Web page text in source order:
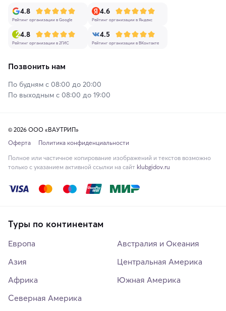
4.8
Рейтинг организации в Google
4.6
Рейтинг организации в Яндекс
4.8
Рейтинг организации в 2ГИС
4.5
Рейтинг организации в ВКонтакте
Позвонить нам
По будням с 08:00 до 20:00
По выходным с 08:00 до 19:00
© 2026 ООО «ВАУТРИП»
Оферта
Политика конфиденциальности
Полное или частичное копирование изображений и текстов возможно
только с указанием активной ссылки на сайт klubgidov.ru
Туры по континентам
Европа
Азия
Африка
Северная Америка
Австралия и Океания
Центральная Америка
Южная Америка